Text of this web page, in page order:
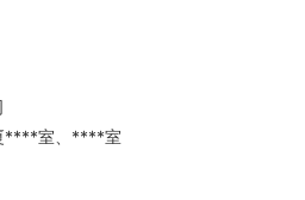
****室、****室